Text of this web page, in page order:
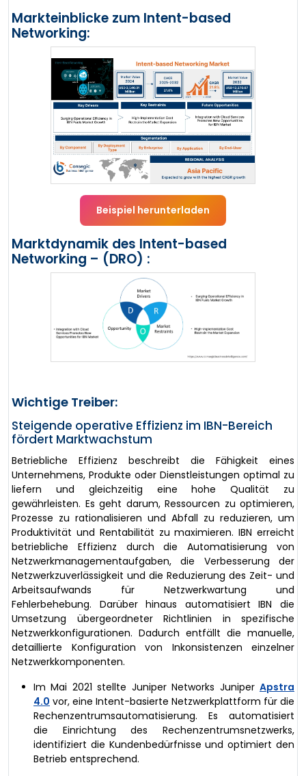
Markteinblicke zum Intent-based
Networking:
Beispiel herunterladen
Marktdynamik des Intent-based
Networking – (DRO) :
Wichtige Treiber:
Steigende operative Effizienz im IBN-Bereich
fördert Marktwachstum
Betriebliche Effizienz beschreibt die Fähigkeit eines
Unternehmens, Produkte oder Dienstleistungen optimal zu
liefern und gleichzeitig eine hohe Qualität zu
gewährleisten. Es geht darum, Ressourcen zu optimieren,
Prozesse zu rationalisieren und Abfall zu reduzieren, um
Produktivität und Rentabilität zu maximieren. IBN erreicht
betriebliche Effizienz durch die Automatisierung von
Netzwerkmanagementaufgaben, die Verbesserung der
Netzwerkzuverlässigkeit und die Reduzierung des Zeit- und
Arbeitsaufwands für Netzwerkwartung und
Fehlerbehebung. Darüber hinaus automatisiert IBN die
Umsetzung übergeordneter Richtlinien in spezifische
Netzwerkkonfigurationen. Dadurch entfällt die manuelle,
detaillierte Konfiguration von Inkonsistenzen einzelner
Netzwerkkomponenten.
Im Mai 2021 stellte Juniper Networks Juniper Apstra
4.0 vor, eine Intent-basierte Netzwerkplattform für die
Rechenzentrumsautomatisierung. Es automatisiert
die Einrichtung des Rechenzentrumsnetzwerks,
identifiziert die Kundenbedürfnisse und optimiert den
Betrieb entsprechend.